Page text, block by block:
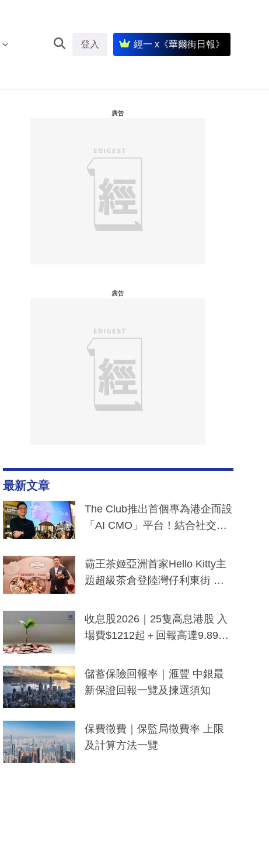
登入 經一 x《華爾街日報》
廣告
廣告
最新文章
The Club推出首個專為港企而設
「AI CMO」平台！結合社交聆
分鐘生成「貼地」宣傳短片
霸王茶姬亞洲首家Hello Kitty主
題超級茶倉登陸灣仔利東街 推
y及香港限定特調系列
收息股2026｜25隻高息港股 入
場費$1212起＋回報高達9.89
儲蓄保險回報率｜滙豐 中銀最
新保證回報一覽及揀選須知
保費徵費｜保監局徵費率 上限
及計算方法一覽